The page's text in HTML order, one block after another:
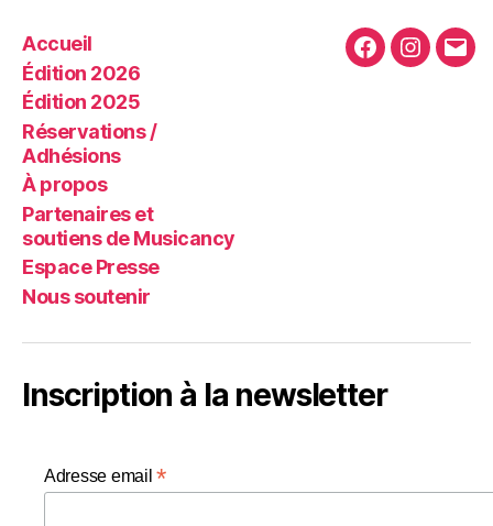
Accueil
Édition 2026
Édition 2025
Réservations /
Adhésions
À propos
Partenaires et
soutiens de Musicancy
Espace Presse
Nous soutenir
FacebookE-
Inscription à la newsletter
Adresse email*